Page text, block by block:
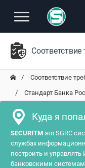
Соответствие
Стандарт Банка
Куда я
SECURITM это SGRC
службах
построить и
банковскими